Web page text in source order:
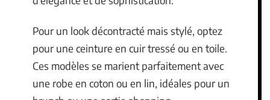
Pour un look décontracté mais stylé, optez
pour une ceinture en cuir tressé ou en toile.
Ces modèles se marient parfaitement avec
une robe en coton ou en lin, idéales pour un